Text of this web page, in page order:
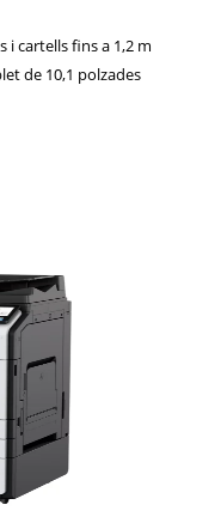
i cartells fins a 1,2 m
de 10,1 polzades